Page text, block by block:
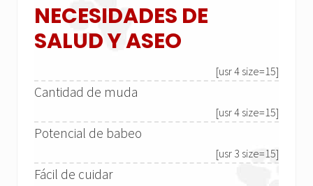
NECESIDADES DE
SALUD Y ASEO
[usr 4 size=15]
Cantidad de muda
[usr 4 size=15]
Potencial de babeo
[usr 3 size=15]
Fácil de cuidar